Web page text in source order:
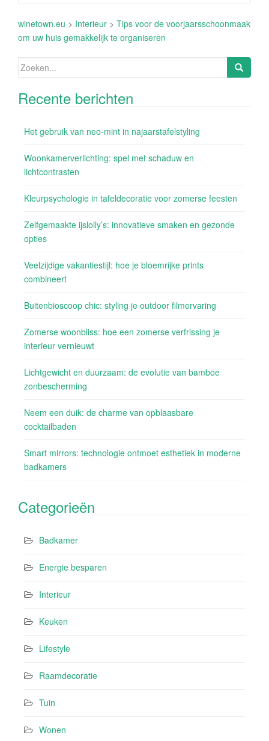
winetown.eu > Interieur > Tips voor de voorjaarsschoonmaak
om uw huis gemakkelijk te organiseren
Zoeken
Recente berichten
Het gebruik van neo-mint in najaarstafelstyling
Woonkamerverlichting: spel met schaduw en
lichtcontrasten
Kleurpsychologie in tafeldecoratie voor zomerse feesten
Zelfgemaakte ijslolly’s: innovatieve smaken en gezonde
opties
Veelzijdige vakantiestijl: hoe je bloemrijke prints
combineert
Buitenbioscoop chic: styling je outdoor filmervaring
Zomerse woonbliss: hoe een zomerse verfrissing je
interieur vernieuwt
Lichtgewicht en duurzaam: de evolutie van bamboe
zonbescherming
Neem een duik: de charme van opblaasbare
cocktailbaden
Smart mirrors: technologie ontmoet esthetiek in moderne
badkamers
Categorieën
Badkamer
Energie besparen
Interieur
Keuken
Lifestyle
Raamdecoratie
Tuin
Wonen